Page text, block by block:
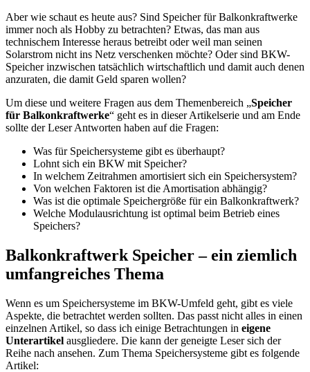
Aber wie schaut es heute aus? Sind Speicher für Balkonkraftwerke
immer noch als Hobby zu betrachten? Etwas, das man aus
technischem Interesse heraus betreibt oder weil man seinen
Solarstrom nicht ins Netz verschenken möchte? Oder sind BKW-
Speicher inzwischen tatsächlich wirtschaftlich und damit auch denen
anzuraten, die damit Geld sparen wollen?
Um diese und weitere Fragen aus dem Themenbereich „Speicher
für Balkonkraftwerke“ geht es in dieser Artikelserie und am Ende
sollte der Leser Antworten haben auf die Fragen:
Was für Speichersysteme gibt es überhaupt?
Lohnt sich ein BKW mit Speicher?
In welchem Zeitrahmen amortisiert sich ein Speichersystem?
Von welchen Faktoren ist die Amortisation abhängig?
Was ist die optimale Speichergröße für ein Balkonkraftwerk?
Welche Modulausrichtung ist optimal beim Betrieb eines
Speichers?
Balkonkraftwerk Speicher – ein ziemlich
umfangreiches Thema
Wenn es um Speichersysteme im BKW-Umfeld geht, gibt es viele
Aspekte, die betrachtet werden sollten. Das passt nicht alles in einen
einzelnen Artikel, so dass ich einige Betrachtungen in eigene
Unterartikel ausgliedere. Die kann der geneigte Leser sich der
Reihe nach ansehen. Zum Thema Speichersysteme gibt es folgende
Artikel: